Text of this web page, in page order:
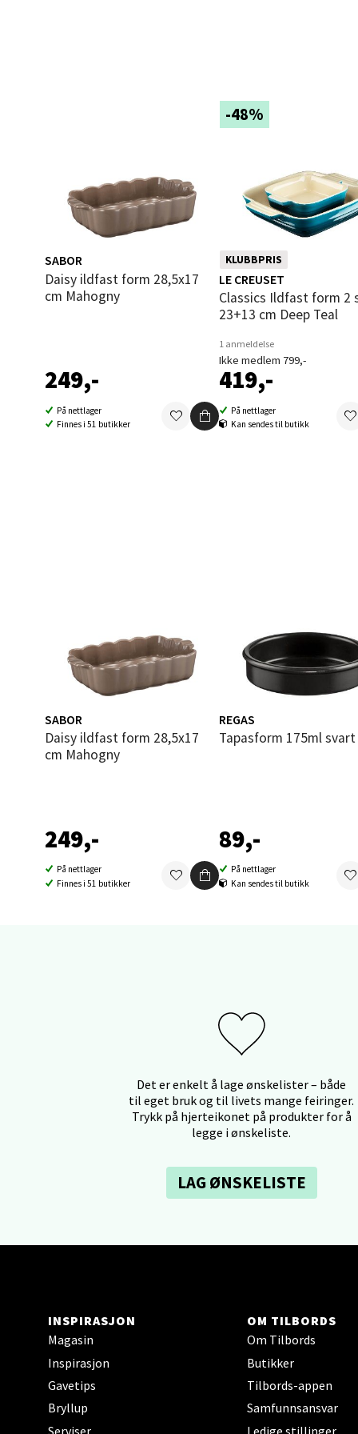
SABOR
Daisy ildfast form 28,5x17
cm Mahogny
249,-
På nettlager
Finnes i 51 butikker
-48%
KLUBBPRIS
LE CREUSET
Classics Ildfast form 2 stk
23+13 cm Deep Teal
1 anmeldelse
Ikke medlem 799,-
419,-
På nettlager
Kan sendes til butikk
SABOR
Daisy ildfast form 28,5x17
cm Mahogny
249,-
På nettlager
Finnes i 51 butikker
REGAS
Tapasform 175ml svart
89,-
På nettlager
Kan sendes til butikk
Det er enkelt å lage ønskelister – både
til eget bruk og til livets mange feiringer.
Trykk på hjerteikonet på produkter for å
legge i ønskeliste.
LAG ØNSKELISTE
INSPIRASJON
Magasin
Inspirasjon
Gavetips
Bryllup
Serviser
OM TILBORDS
Om Tilbords
Butikker
Tilbords-appen
Samfunnsansvar
Ledige stillinger
0 i
Åpent i
Thon
Åpent
Åpent i